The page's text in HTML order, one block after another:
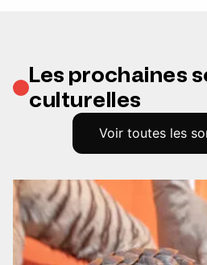
Les prochaines
culturelles
Voir toutes les